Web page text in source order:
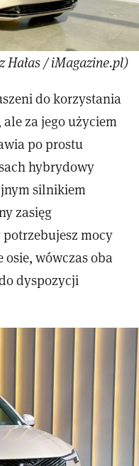
Hałas / iMagazine.pl)
do korzystania
za jego użyciem
po prostu
hybrydowy
silnikiem
zasięg
mocy
wówczas oba
dyspozycji